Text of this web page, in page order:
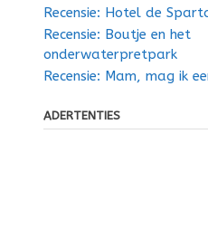
Recensie: Hotel de
Recensie: Boutje en het
onderwaterpretpark
Recensie: Mam, mag ik
ADERTENTIES